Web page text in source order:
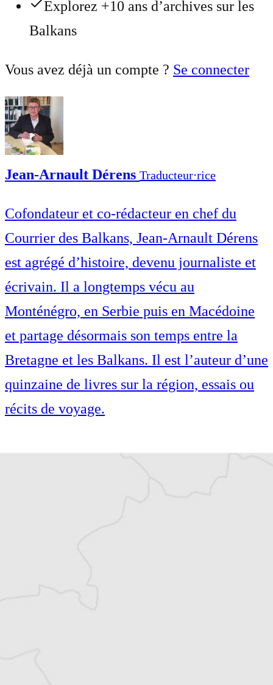
Explorez +10 ans d’archives sur les
Balkans
Vous avez déjà un compte ? Se connecter
Jean-Arnault Dérens Traducteur⋅rice
Cofondateur et co-rédacteur en chef du
Courrier des Balkans, Jean-Arnault Dérens
est agrégé d’histoire, devenu journaliste et
écrivain. Il a longtemps vécu au
Monténégro, en Serbie puis en Macédoine
et partage désormais son temps entre la
Bretagne et les Balkans. Il est l’auteur d’une
quinzaine de livres sur la région, essais ou
récits de voyage.